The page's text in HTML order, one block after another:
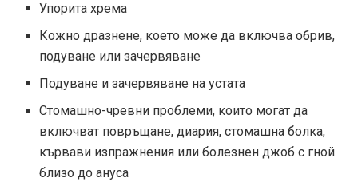
Упорита хрема
Кожно дразнене, което може да включва обрив,
подуване или зачервяване
Подуване и зачервяване на устата
Стомашно-чревни проблеми, които могат да
включват повръщане, диария, стомашна болка,
кървави изпражнения или болезнен джоб с гной
близо до ануса